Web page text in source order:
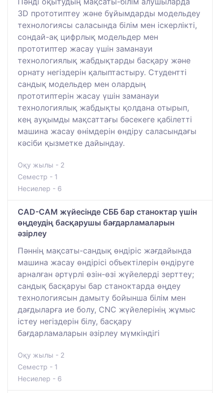
3D прототиптеу және бұйымдарды модельдеу
технологиясы саласында білім мен іскерлікті,
сондай-ақ цифрлық модельдер мен
прототиптер жасау үшін заманауи
технологиялық жабдықтарды басқару және
орнату негіздерін қалыптастыру. Студентті
сандық модельдер мен олардың
прототиптерін жасау үшін заманауи
технологиялық жабдықты қолдана отырып,
кең ауқымды мақсаттағы бәсекеге қабілетті
машина жасау өнімдерін өндіру саласындағы
кәсіби қызметке дайындау.
Оқу жылы - 2
Семестр - 1
Несиелер - 6
CAD-CAM жүйесінде СББ бар станоктар үшін
өңдеудің басқарушы бағдарламаларын
әзірлеу
Пәннің мақсаты-сандық өндіріс жағдайында
машина жасау өндірісі объектілерін өндіруге
арналған әртүрлі өзін-өзі жүйелерді зерттеу;
сандық басқаруы бар станоктарда өңдеу
технологиясын дамыту бойынша білім мен
дағдыларға ие болу, CNC жүйелерінің жұмыс
істеу негіздерін білу, басқару
бағдарламаларын әзірлеу мүмкіндігі
Оқу жылы - 2
Семестр - 1
Несиелер - 6